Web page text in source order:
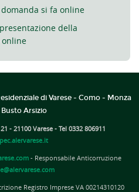
si fa online
della
online
di Varese - Como - Monza
Busto Arsizio
- 21100 Varese - Tel 0332 806911
- Responsabile Anticorruzione
Registro Imprese VA 00214310120